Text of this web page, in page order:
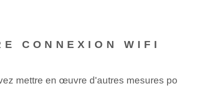
CONNEXION WIFI
mettre en œuvre d'autres mesures po